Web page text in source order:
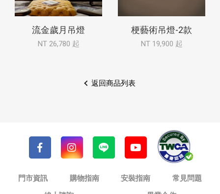
流金歲月吊燈
NT 26,780 起
梗藝術吊燈-2款
NT 19,900 起
返回商品列表
門市資訊 購物指南 安裝指南
常見問題